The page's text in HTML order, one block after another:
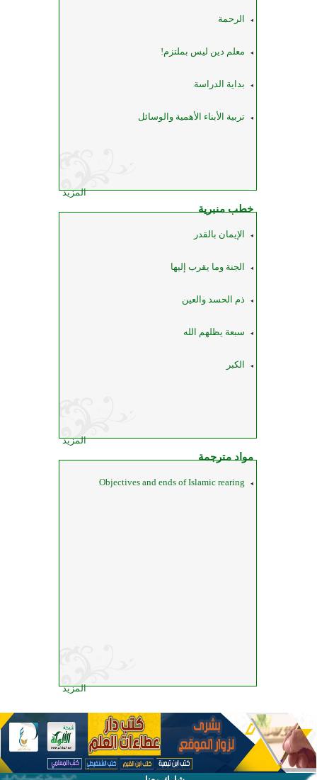
الرحمة
معلم دين ليس بملتزم!
بداية الدراسة
تربية الأبناء الأهمية والوسائل
المزيد
خطب منبرية
الإيمان بالقدر
الجنة وما يقرب إليها
ذم الحسد والعين
سبعة يظلهم الله
الكبر
المزيد
مواد مترجمة
Objectives and ends of Islamic rearing
المزيد